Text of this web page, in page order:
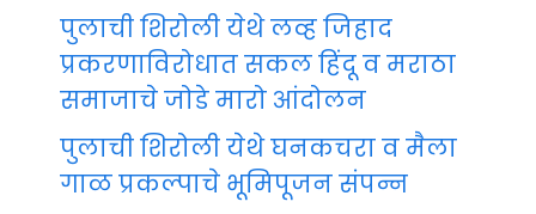
पुलाची शिरोली येथे लव्ह जिहाद
प्रकरणाविरोधात सकल हिंदू व मराठा
समाजाचे जोडे मारो आंदोलन
पुलाची शिरोली येथे घनकचरा व मैला
गाळ प्रकल्पाचे भूमिपूजन संपन्न